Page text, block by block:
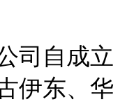
司自成立
伊东、华